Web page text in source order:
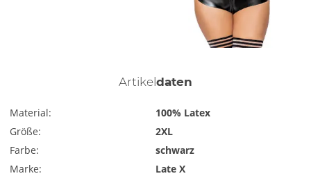
Artikeldaten
Material:
100% Latex
Größe:
2XL
Farbe:
schwarz
Marke:
Late X